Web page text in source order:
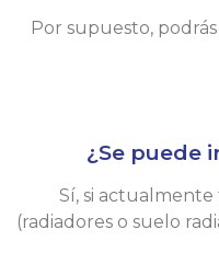
Por supuesto,
¿Se puede
Sí, si actualmente
(radiadores o suelo